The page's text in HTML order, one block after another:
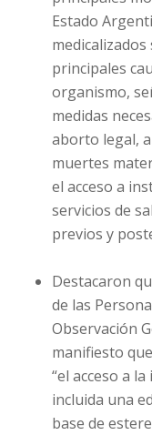
Estado
principales
organismo,
medidas
aborto legal,
muertes
el acceso a
servicios de
previos y
Destacaron
de las
Observación
manifiesto
“el acceso a
incluida una
base de